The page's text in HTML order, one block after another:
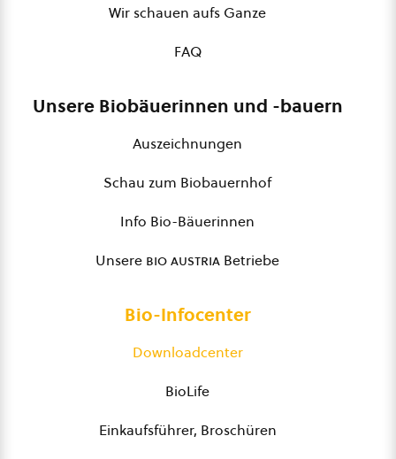
Wir schauen aufs Ganze
FAQ
Unsere Biobäuerinnen und -bauern
Auszeichnungen
Schau zum Biobauernhof
Info Bio-Bäuerinnen
Unsere bio austria Betriebe
Bio-Infocenter
Downloadcenter
BioLife
Einkaufsführer, Broschüren